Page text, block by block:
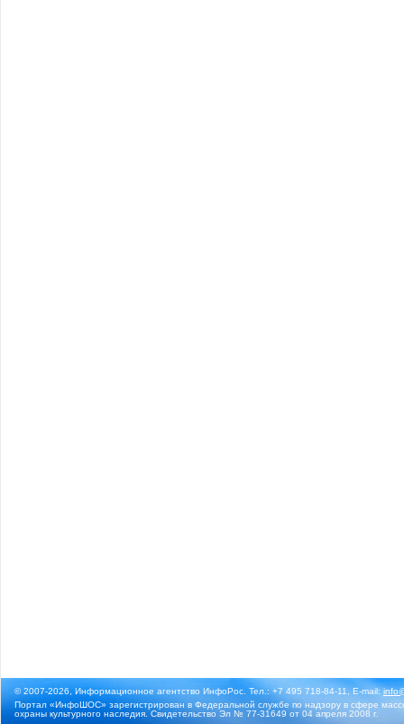
© 2007-2026, Информационное агентство ИнфоРос. Тел.: +7 495 718-84-11, E-mail:
Портал «ИнфоШОС» зарегистрирован в Федеральной службе по надзору в сфере
охраны культурного наследия. Свидетельство Эл № 77-31649 от 04 апреля 2008 г.